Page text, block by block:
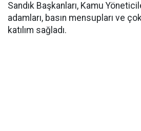
Sandık Başkanları, Kamu
adamları, basın mensupları ve
katılım sağladı.